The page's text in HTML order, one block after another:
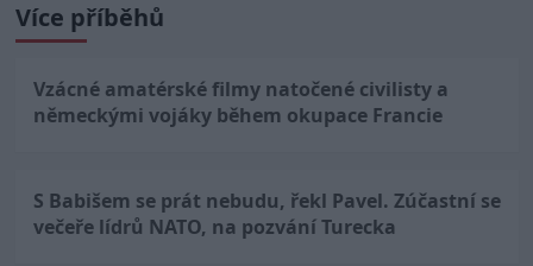
Více příběhů
Vzácné amatérské filmy natočené civilisty a
německými vojáky během okupace Francie
S Babišem se prát nebudu, řekl Pavel. Zúčastní se
večeře lídrů NATO, na pozvání Turecka